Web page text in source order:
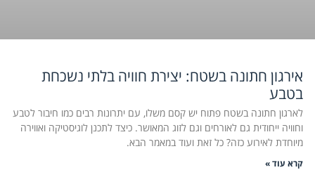
אירגון חתונה בשטח: יצירת חוויה בלתי נשכחת
בטבע
לארגון חתונה בשטח פתוח יש קסם משלו, עם יתרונות רבים כמו חיבור לטבע
וחוויה ייחודית גם לאורחים וגם לזוג המאושר. כיצד לתכנן לוגיסטיקה ואווירה
מיוחדת לאירוע כזה? כל זאת ועוד במאמר הבא.
קרא עוד »